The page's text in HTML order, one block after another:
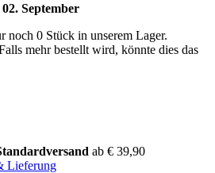
September
noch 0 Stück in unserem Lager.
mehr bestellt wird, könnte dies das
ab € 39,90
Lieferung